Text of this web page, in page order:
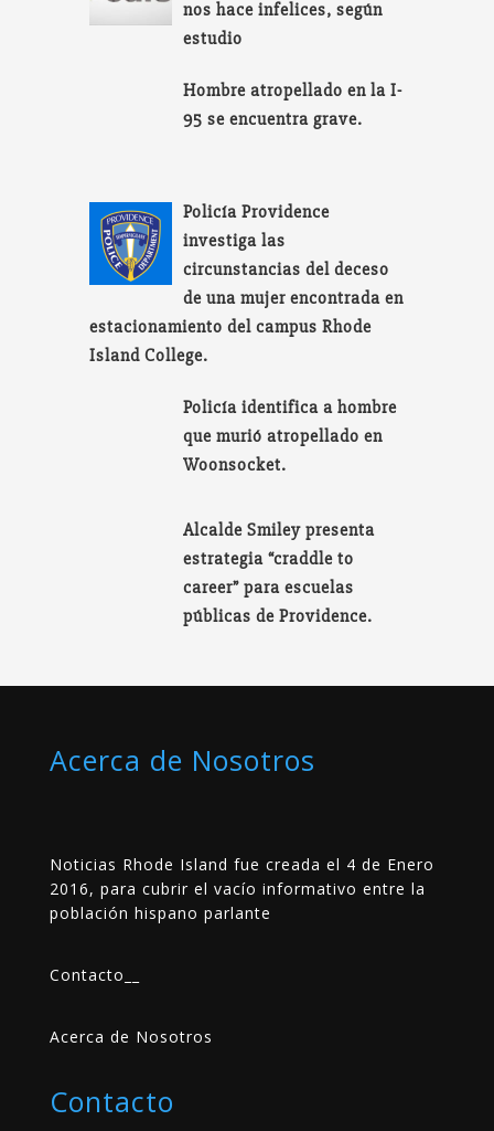
nos hace infelices, según
estudio
Hombre atropellado en la I-
95 se encuentra grave.
Policía Providence
investiga las
circunstancias del deceso
de una mujer encontrada en
estacionamiento del campus Rhode
Island College.
Policía identifica a hombre
que murió atropellado en
Woonsocket.
Alcalde Smiley presenta
estrategia “craddle to
career” para escuelas
públicas de Providence.
Acerca de Nosotros
Noticias Rhode Island fue creada el 4 de Enero
2016, para cubrir el vacío informativo entre la
población hispano parlante
Contacto
Acerca de Nosotros
Contacto